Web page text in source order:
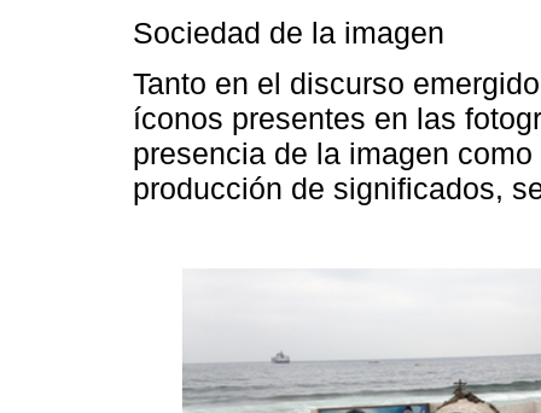
Sociedad de la imagen
Tanto en el discurso
íconos presentes en las
presencia de la imagen
producción de significados,